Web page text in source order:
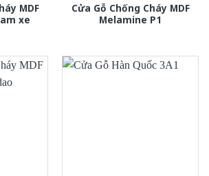
MDF
xe
Cửa Gỗ Chống Cháy MDF
Melamine P1